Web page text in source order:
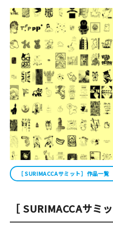
［ SURIMACCAサミット］作品一覧
［ SURIMACCAサミ